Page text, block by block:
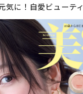
気に！自愛ビューティ